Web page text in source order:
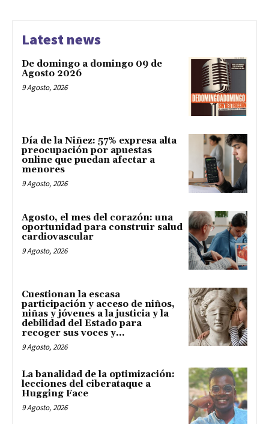
Latest news
De domingo a domingo 09 de
Agosto 2026
9 Agosto, 2026
Día de la Niñez: 57% expresa alta
preocupación por apuestas
online que puedan afectar a
menores
9 Agosto, 2026
Agosto, el mes del corazón: una
oportunidad para construir salud
cardiovascular
9 Agosto, 2026
Cuestionan la escasa
participación y acceso de niños,
niñas y jóvenes a la justicia y la
debilidad del Estado para
recoger sus voces y...
9 Agosto, 2026
La banalidad de la optimización:
lecciones del ciberataque a
Hugging Face
9 Agosto, 2026